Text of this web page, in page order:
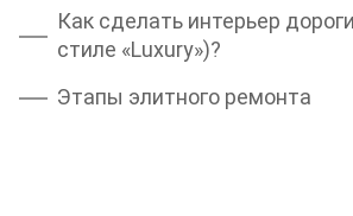
Как сделать интерьер
стиле «Luxury»)?
Этапы элитного ремонта